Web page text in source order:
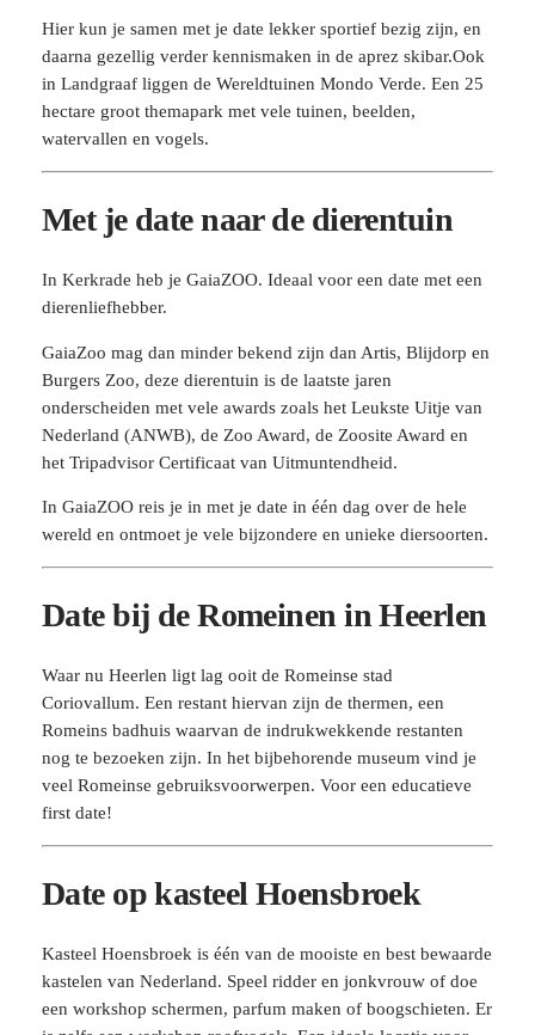
Hier kun je samen met je date lekker sportief bezig zijn, en
daarna gezellig verder kennismaken in de aprez skibar.Ook
in Landgraaf liggen de Wereldtuinen Mondo Verde. Een 25
hectare groot themapark met vele tuinen, beelden,
watervallen en vogels.
Met je date naar de dierentuin
In Kerkrade heb je GaiaZOO. Ideaal voor een date met een
dierenliefhebber.
GaiaZoo mag dan minder bekend zijn dan Artis, Blijdorp en
Burgers Zoo, deze dierentuin is de laatste jaren
onderscheiden met vele awards zoals het Leukste Uitje van
Nederland (ANWB), de Zoo Award, de Zoosite Award en
het Tripadvisor Certificaat van Uitmuntendheid.
In GaiaZOO reis je in met je date in één dag over de hele
wereld en ontmoet je vele bijzondere en unieke diersoorten.
Date bij de Romeinen in Heerlen
Waar nu Heerlen ligt lag ooit de Romeinse stad
Coriovallum. Een restant hiervan zijn de thermen, een
Romeins badhuis waarvan de indrukwekkende restanten
nog te bezoeken zijn. In het bijbehorende museum vind je
veel Romeinse gebruiksvoorwerpen. Voor een educatieve
first date!
Date op kasteel Hoensbroek
Kasteel Hoensbroek is één van de mooiste en best bewaarde
kastelen van Nederland. Speel ridder en jonkvrouw of doe
een workshop schermen, parfum maken of boogschieten. Er